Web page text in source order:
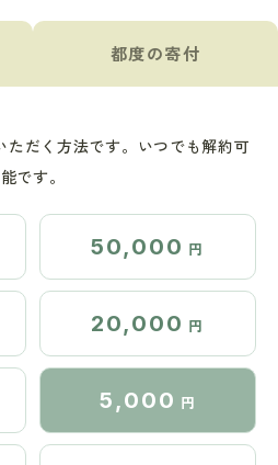
都度の寄付
ただく方法です。いつでも解約可
能です。
50,000 円
20,000 円
5,000 円